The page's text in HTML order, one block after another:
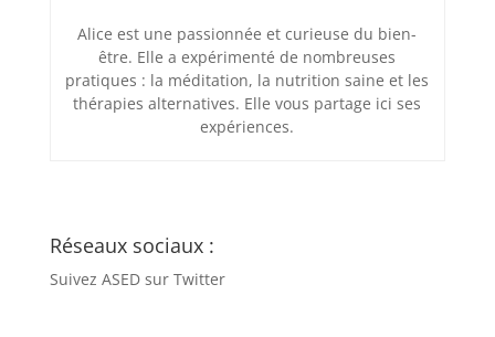
Alice est une passionnée et curieuse du bien-
être. Elle a expérimenté de nombreuses
pratiques : la méditation, la nutrition saine et les
thérapies alternatives. Elle vous partage ici ses
expériences.
Réseaux sociaux :
Suivez ASED sur Twitter